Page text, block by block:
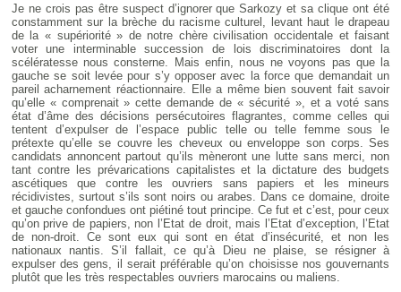
Je ne crois pas être suspect d’ignorer que Sarkozy et sa clique ont été
constamment sur la brèche du racisme culturel, levant haut le drapeau
de la « supériorité » de notre chère civilisation occidentale et faisant
voter une interminable succession de lois discriminatoires dont la
scélératesse nous consterne. Mais enfin, nous ne voyons pas que la
gauche se soit levée pour s’y opposer avec la force que demandait un
pareil acharnement réactionnaire. Elle a même bien souvent fait savoir
qu’elle « comprenait » cette demande de « sécurité », et a voté sans
état d’âme des décisions persécutoires flagrantes, comme celles qui
tentent d’expulser de l’espace public telle ou telle femme sous le
prétexte qu’elle se couvre les cheveux ou enveloppe son corps. Ses
candidats annoncent partout qu’ils mèneront une lutte sans merci, non
tant contre les prévarications capitalistes et la dictature des budgets
ascétiques que contre les ouvriers sans papiers et les mineurs
récidivistes, surtout s’ils sont noirs ou arabes. Dans ce domaine, droite
et gauche confondues ont piétiné tout principe. Ce fut et c’est, pour ceux
qu’on prive de papiers, non l’Etat de droit, mais l’Etat d’exception, l’Etat
de non-droit. Ce sont eux qui sont en état d’insécurité, et non les
nationaux nantis. S’il fallait, ce qu’à Dieu ne plaise, se résigner à
expulser des gens, il serait préférable qu’on choisisse nos gouvernants
plutôt que les très respectables ouvriers marocains ou maliens.